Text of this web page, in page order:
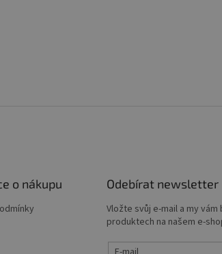
o nákupu Odebírat newsletter
Vložte svůj e-mail a my
produktech na našem e-